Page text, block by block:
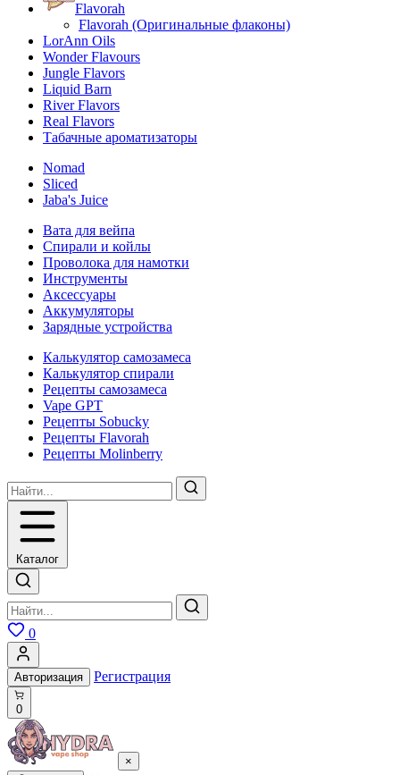
Flavorah
Flavorah (Оригинальные флаконы)
LorAnn Oils
Wonder Flavours
Jungle Flavors
Liquid Barn
River Flavors
Real Flavors
Табачные ароматизаторы
Nomad
Sliced
Jaba's Juice
Вата для вейпа
Спирали и койлы
Проволока для намотки
Инструменты
Аксесcуары
Аккумуляторы
Зарядные устройства
Калькулятор самозамеса
Калькулятор спирали
Рецепты самозамеса
Vape GPT
Рецепты Sobucky
Рецепты Flavorah
Рецепты Molinberry
Каталог
0
Авторизация Регистрация
0
×